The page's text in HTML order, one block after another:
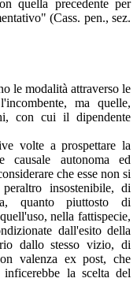
quella precedente per
(Cass. pen., sez.
le modalità attraverso le
ma quelle,
con cui il dipendente
volte a prospettare la
causale autonoma ed
che esse non si
insostenibile, di
quanto piuttosto di
nella fattispecie,
dall'esito della
dallo stesso vizio, di
valenza ex post, che
la scelta del